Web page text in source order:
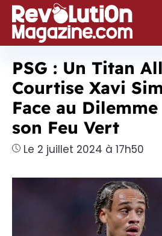
Aller
au
contenu
PSG : Un Titan
Courtise Xavi
Face au
son Feu Vert
Le 2 juillet 2024 à 17h50